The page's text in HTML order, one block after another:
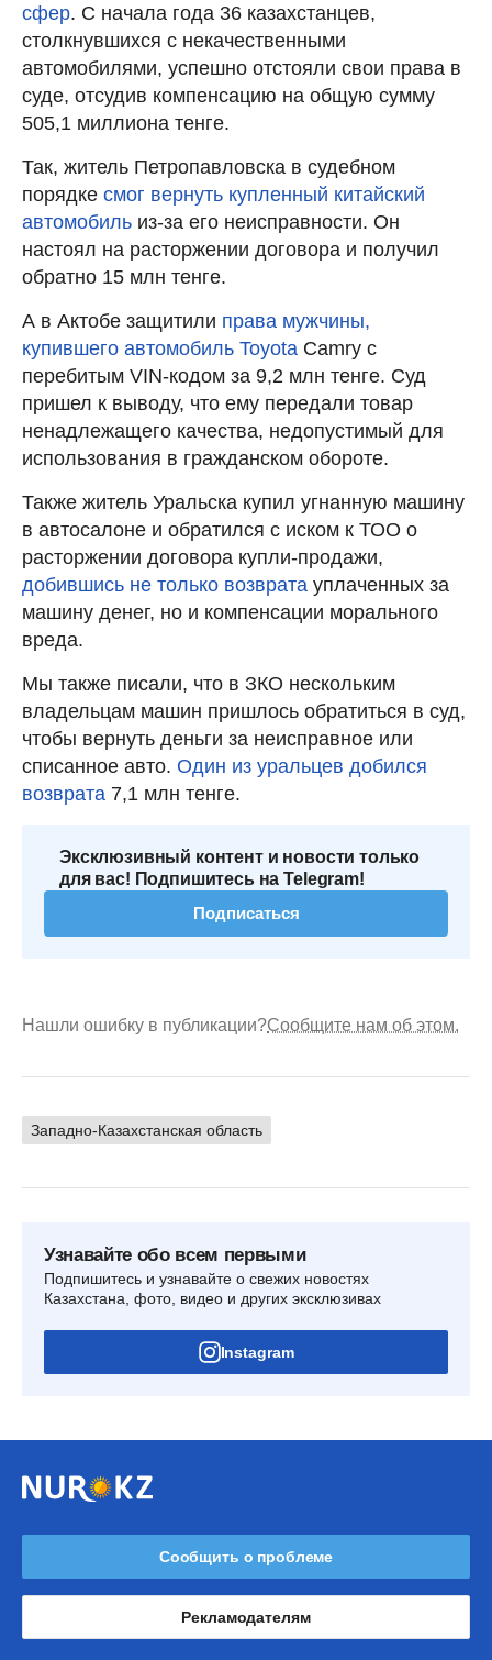
сфер. С начала года 36 казахстанцев,
столкнувшихся с некачественными
автомобилями, успешно отстояли свои права в
суде, отсудив компенсацию на общую сумму
505,1 миллиона тенге.
Так, житель Петропавловска в судебном
порядке смог вернуть купленный китайский
автомобиль из-за его неисправности. Он
настоял на расторжении договора и получил
обратно 15 млн тенге.
А в Актобе защитили права мужчины,
купившего автомобиль Toyota Camry с
перебитым VIN-кодом за 9,2 млн тенге. Суд
пришел к выводу, что ему передали товар
ненадлежащего качества, недопустимый для
использования в гражданском обороте.
Также житель Уральска купил угнанную машину
в автосалоне и обратился с иском к ТОО о
расторжении договора купли-продажи,
добившись не только возврата уплаченных за
машину денег, но и компенсации морального
вреда.
Мы также писали, что в ЗКО нескольким
владельцам машин пришлось обратиться в суд,
чтобы вернуть деньги за неисправное или
списанное авто. Один из уральцев добился
возврата 7,1 млн тенге.
Эксклюзивный контент и новости только
для вас! Подпишитесь на Telegram!
Подписаться
Нашли ошибку в публикации?Сообщите нам об этом.
Западно-Казахстанская область
Узнавайте обо всем первыми
Подпишитесь и узнавайте о свежих новостях
Казахстана, фото, видео и других эксклюзивах
Instagram
Сообщить о проблеме
Рекламодателям